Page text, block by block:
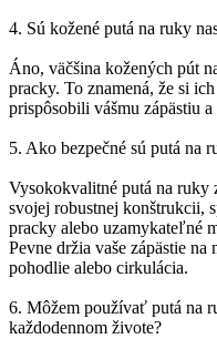
4. Sú kožené putá na ruky
Áno, väčšina kožených pút
pracky. To znamená, že si
prispôsobili vášmu zápästiu
5. Ako bezpečné sú putá na
Vysokokvalitné putá na ruky
svojej robustnej konštrukcii,
pracky alebo uzamykateľné
Pevne držia vaše zápästie
pohodlie alebo cirkulácia.
6. Môžem používať putá na
každodennom živote?